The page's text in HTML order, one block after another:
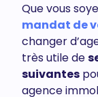
Que vous
mandat de
changer
très utile de
suivantes
agence